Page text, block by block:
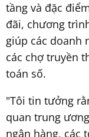
tầng và đặc
đãi, chương
giúp các doanh
các chợ truyền
toán số.
"Tôi tin tưởng
quan trung
ngân hàng, các